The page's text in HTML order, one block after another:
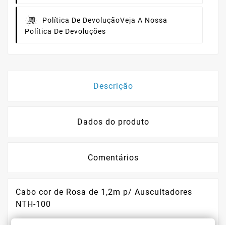
Política De DevoluçãoVeja A Nossa
Política De Devoluções
Descrição
Dados do produto
Comentários
Cabo cor de Rosa de 1,2m p/ Auscultadores
NTH-100